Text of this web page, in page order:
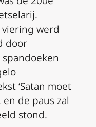
werd
door
‘Satan moet
de paus zal
stond.